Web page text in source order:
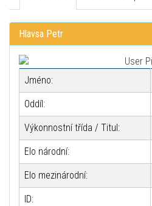
Hlavsa Petr
Jméno:
Oddíl:
Výkonnostní třída / Titul:
Elo národní:
Elo mezinárodní:
ID: